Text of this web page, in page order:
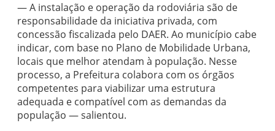
— A instalação e operação da rodoviária são de
responsabilidade da iniciativa privada, com
concessão fiscalizada pelo DAER. Ao município cabe
indicar, com base no Plano de Mobilidade Urbana,
locais que melhor atendam à população. Nesse
processo, a Prefeitura colabora com os órgãos
competentes para viabilizar uma estrutura
adequada e compatível com as demandas da
população — salientou.